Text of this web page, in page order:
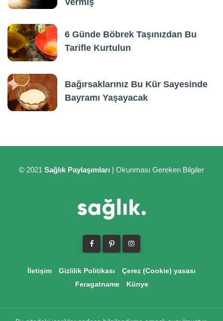
Vermiş
6 Günde Böbrek Taşınızdan Bu
Tarifle Kurtulun
Bağırsaklarınız Bu Kür Sayesinde
Bayramı Yaşayacak
© 2021 Sağlık Paylaşımları | Okunması Gereken Bilgiler
İletişim Gizlilik Politikası
Çerez (Cookie) yasası
Feragatname
Künye